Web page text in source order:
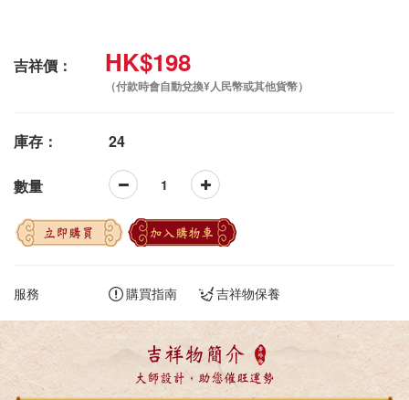
吉祥價： HK$198
（付款時會自動兌換¥人民幣或其他貨幣）
庫存： 24
數量
立即購買 加入購物車
服務 購買指南 吉祥物保養
吉祥物簡介
大師設計，助您催旺運勢